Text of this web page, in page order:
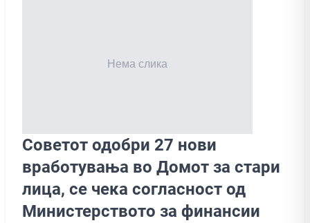
Советот одобри 27 нови
вработувања во Домот за стари
лица, се чека согласност од
Министерството за финансии